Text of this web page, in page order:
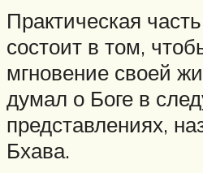
Практическая
состоит в том,
мгновение своей
думал о Боге в
представлениях,
Бхава.